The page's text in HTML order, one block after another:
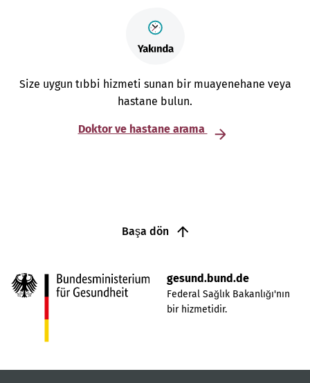
Size uygun tıbbi hizmeti sunan bir muayenehane veya
hastane bulun.
Doktor ve hastane arama
Başa dön
gesund.bund.de
Federal Sağlık Bakanlığı'nın
bir hizmetidir.